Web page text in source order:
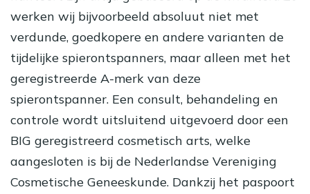
werken wij bijvoorbeeld absoluut niet met
verdunde, goedkopere en andere varianten de
tijdelijke spierontspanners, maar alleen met het
geregistreerde A-merk van deze
spierontspanner. Een consult, behandeling en
controle wordt uitsluitend uitgevoerd door een
BIG geregistreerd cosmetisch arts, welke
aangesloten is bij de Nederlandse Vereniging
Cosmetische Geneeskunde. Dankzij het paspoort